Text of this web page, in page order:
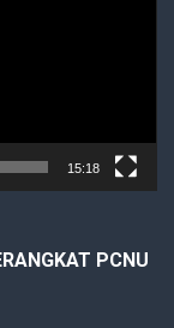
15:18
PCNU